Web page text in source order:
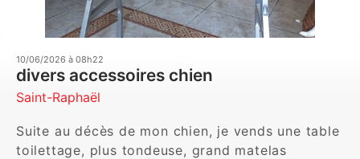
10/06/2026 à 08h22
divers accessoires chien
Saint-Raphaël
Suite au décès de mon chien, je vends une table
toilettage, plus tondeuse, grand matelas